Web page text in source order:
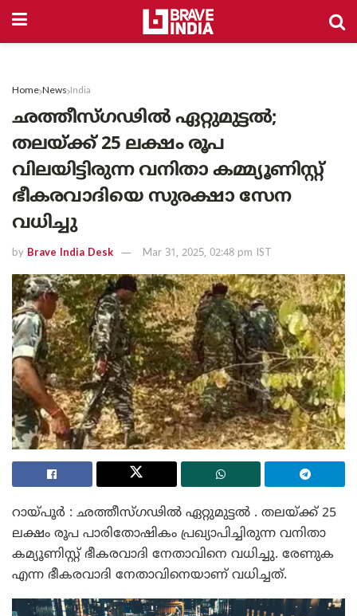
Home News India
ഛത്തീസ്ഗഢിൽ ഏറ്റുമുട്ടൽ;
തലയ്ക്ക് 25 ലക്ഷം രൂപ
വിലയിട്ടിരുന്ന വനിതാ കമ്മ്യൂണിസ്റ്റ്
ഭീകരവാദിയെ സുരക്ഷാ സേന
വധിച്ചു
by Brave India Desk Mar 31, 2025, 02:48 pm IST
റായ്പൂർ : ഛത്തീസ്ഗഢിൽ ഏറ്റുമുട്ടൽ . തലയ്ക്ക് 25
ലക്ഷം രൂപ പാരിതോഷികം പ്രഖ്യാപിച്ചിരുന്ന വനിതാ
കമ്യൂണിസ്റ്റ് ഭീകരവാദി നേതാവിനെ വധിച്ചു. രേണുക
എന്ന ഭീകരവാദി നേതാവിനെയാണ് വധിച്ചത്.